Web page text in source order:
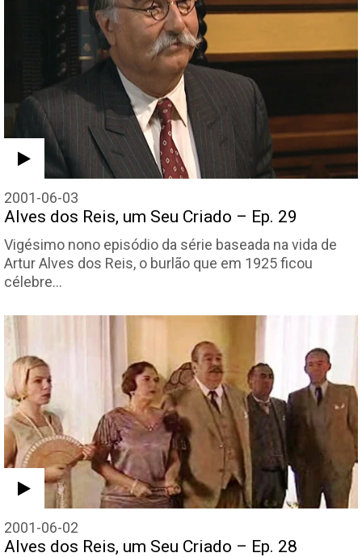
2001-06-03
Alves dos Reis, um Seu Criado – Ep. 29
Vigésimo nono episódio da série baseada na vida de
Artur Alves dos Reis, o burlão que em 1925 ficou
célebre…
2001-06-02
Alves dos Reis, um Seu Criado – Ep. 28